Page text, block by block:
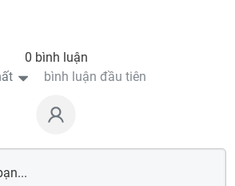
0 bình luận
bình luận đầu tiên